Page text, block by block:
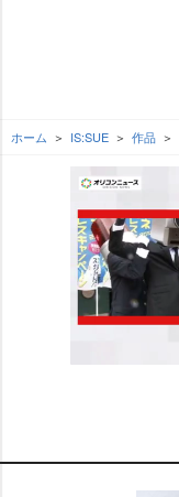
ホーム IS:SUE 作品